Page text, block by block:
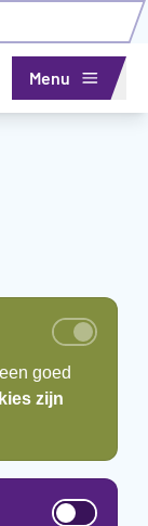
Menu
goed
zijn